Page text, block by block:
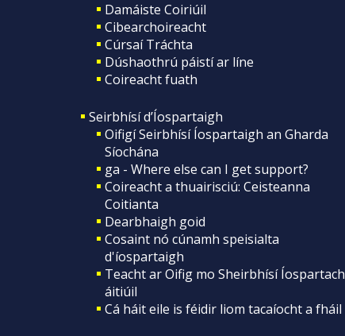
Damáiste Coiriúil
Cibearchoireacht
Cúrsaí Tráchta
Dúshaothrú páistí ar líne
Coireacht fuath
Seirbhísí d’Íospartaigh
Oifigí Seirbhísí Íospartaigh an Gharda
Síochána
ga - Where else can I get support?
Coireacht a thuairisciú: Ceisteanna
Coitianta
Dearbhaigh goid
Cosaint nó cúnamh speisialta
d'íospartaigh
Teacht ar Oifig mo Sheirbhísí Íospartach
áitiúil
Cá háit eile is féidir liom tacaíocht a fháil